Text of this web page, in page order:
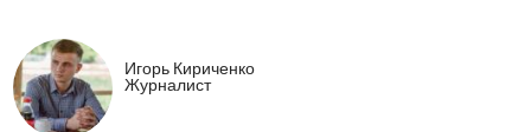
Игорь Кириченко
Журналист